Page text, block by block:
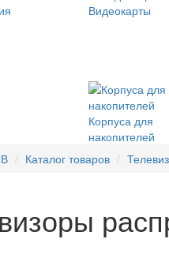
Видеокарты
Корпуса для
накопителей
Каталог товаров